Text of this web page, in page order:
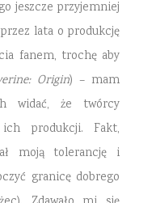
jeszcze przyjemniej
lata o produkcję
fanem, trochę aby
Origin) – mam
widać, że twórcy
produkcji. Fakt,
moją tolerancję i
granicę dobrego